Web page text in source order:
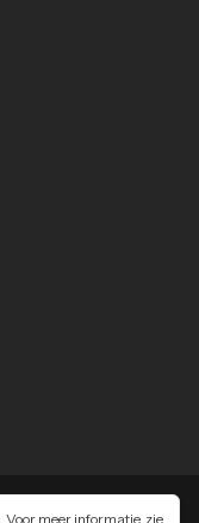
meer informatie, zie
|